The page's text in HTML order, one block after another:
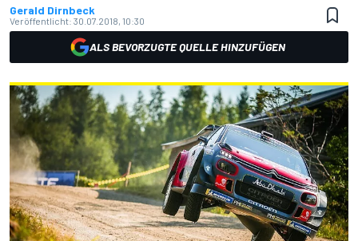
Gerald Dirnbeck
Veröffentlicht: 30.07.2018, 10:30
ALS BEVORZUGTE QUELLE HINZUFÜGEN